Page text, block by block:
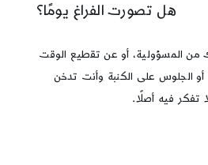
هل تصورت الفراغ يومًا؟
من المسؤولية، أو عن تقطيع الوقت
الجلوس على الكنبة وأنت تدخن
تفكر فيه أصلًا.